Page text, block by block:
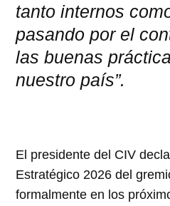
tanto internos
pasando por el
las buenas
nuestro país”.
El presidente del CIV
Estratégico 2026 del
formalmente en los